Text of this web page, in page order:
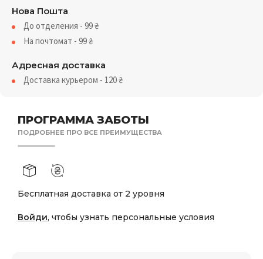
ПРОГРАММА ЗАБОТЫ
ПОДРОБНЕЕ ПРО ВСЕ ПРЕИМУЩЕСТВА
Бесплатная доставка от 2 уровня
Войди, чтобы узнать персональные условия
Нова Пошта
До отделения - 99₴
На почтомат - 99₴
Адресная доставка
Доставка курьером - 120₴